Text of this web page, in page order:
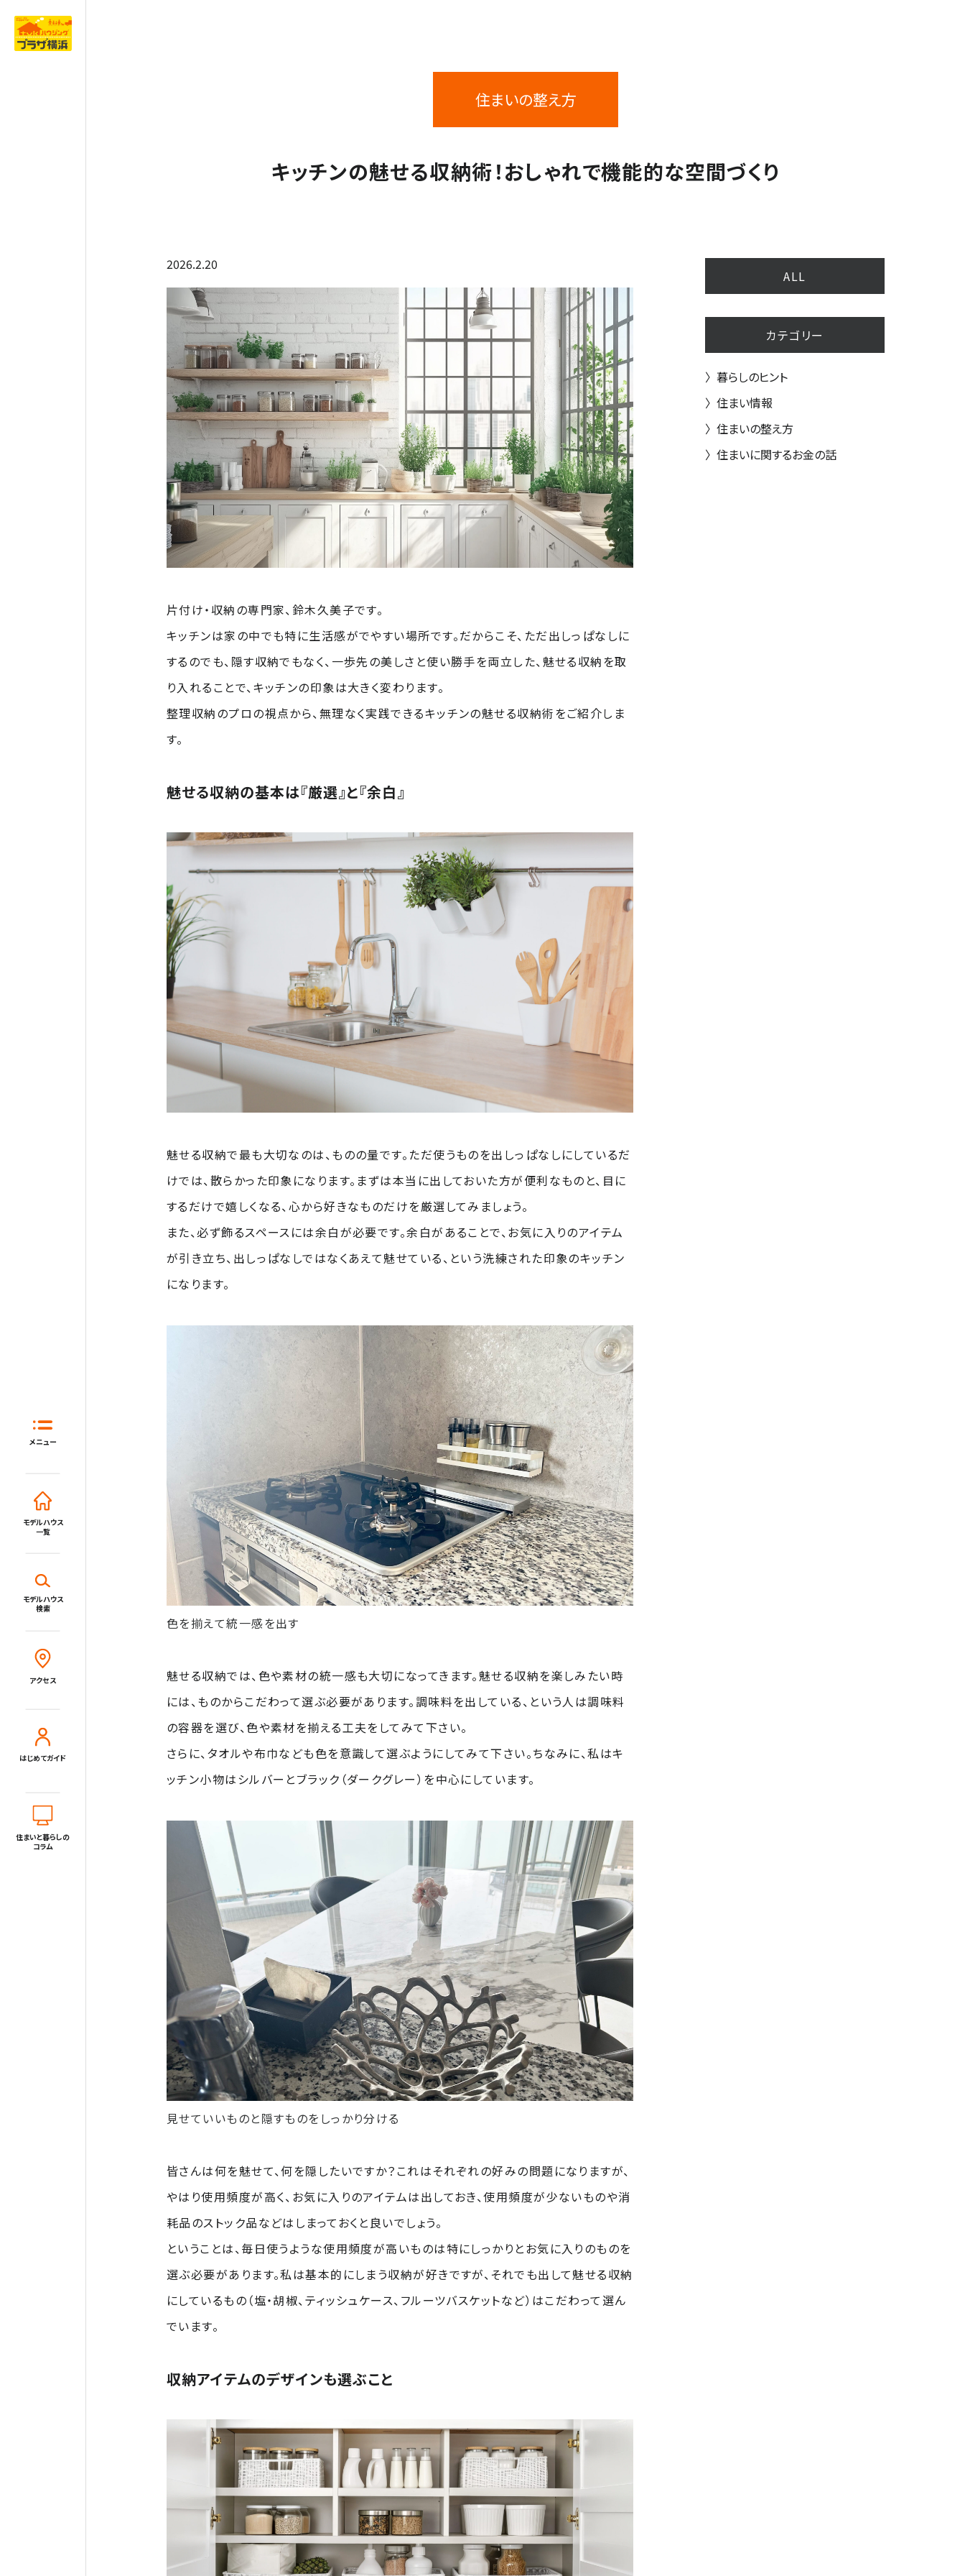
メニュー
モデルハウス
一覧
モデルハウス
検索
アクセス
はじめてガイド
住まいと暮らしの
コラム
住まいの整え方
キッチンの魅せる収納術！おしゃれで機能的な空間づくり
2026.2.20
片付け・収納の専門家、鈴木久美子です。
キッチンは家の中でも特に生活感がでやすい場所です。だからこそ、ただ出しっぱなしに
するのでも、隠す収納でもなく、一歩先の美しさと使い勝手を両立した、魅せる収納を取
り入れることで、キッチンの印象は大きく変わります。
整理収納のプロの視点から、無理なく実践できるキッチンの魅せる収納術をご紹介しま
す。
魅せる収納の基本は『厳選』と『余白』
魅せる収納で最も大切なのは、ものの量です。ただ使うものを出しっぱなしにしているだ
けでは、散らかった印象になります。まずは本当に出しておいた方が便利なものと、目に
するだけで嬉しくなる、心から好きなものだけを厳選してみましょう。
また、必ず飾るスペースには余白が必要です。余白があることで、お気に入りのアイテム
が引き立ち、出しっぱなしではなくあえて魅せている、という洗練された印象のキッチン
になります。
色を揃えて統一感を出す
魅せる収納では、色や素材の統一感も大切になってきます。魅せる収納を楽しみたい時
には、ものからこだわって選ぶ必要があります。調味料を出している、という人は調味料
の容器を選び、色や素材を揃える工夫をしてみて下さい。
さらに、タオルや布巾なども色を意識して選ぶようにしてみて下さい。ちなみに、私はキ
ッチン小物はシルバーとブラック（ダークグレー）を中心にしています。
見せていいものと隠すものをしっかり分ける
皆さんは何を魅せて、何を隠したいですか？これはそれぞれの好みの問題になりますが、
やはり使用頻度が高く、お気に入りのアイテムは出しておき、使用頻度が少ないものや消
耗品のストック品などはしまっておくと良いでしょう。
ということは、毎日使うような使用頻度が高いものは特にしっかりとお気に入りのものを
選ぶ必要があります。私は基本的にしまう収納が好きですが、それでも出して魅せる収納
にしているもの（塩・胡椒、ティッシュケース、フルーツバスケットなど）はこだわって選ん
でいます。
収納アイテムのデザインも選ぶこと
ALL
カテゴリー
〉 暮らしのヒント
〉 住まい情報
〉 住まいの整え方
〉 住まいに関するお金の話
住宅展示場とは?
プラザ横浜について
モデルハウス一覧
イベント・セミナー・キャンペーン一覧
新着情報一覧
施設・サービス
アクセス
住まいと暮らしのコラム
住宅展示場出展に関するご案内
〒220-0024